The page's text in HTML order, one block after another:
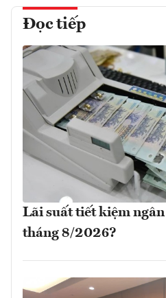
Đọc tiếp
Lãi suất tiết kiệm
tháng 8/2026?